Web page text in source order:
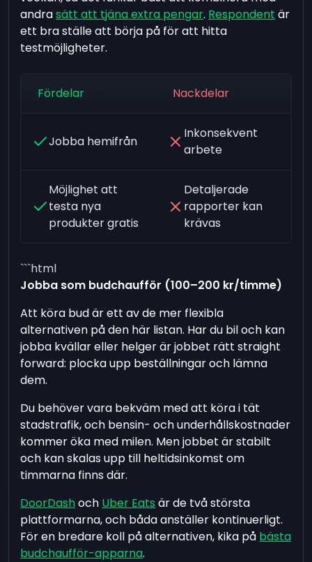
andrasätt att tjäna extra pengar. Respondent är
ett bra ställe att börja på för att hitta
testmöjligheter.
Fördelar Nackdelar
Jobba hemifrån
Inkonsekvent
arbete
Möjlighet att
testa nya
produkter gratis
Detaljerade
rapporter kan
krävas
```html
Jobba som budchaufför (100–200 kr/timme)
Att köra bud är ett av de mer flexibla
alternativen på den här listan. Har du bil och kan
jobba kvällar eller helger är jobbet rätt straight
forward: plocka upp beställningar och lämna
dem.
Du behöver vara bekväm med att köra i tät
stadstrafik, och bensin- och underhållskostnader
kommer öka med milen. Men jobbet är stabilt
och kan skalas upp till heltidsinkomst om
timmarna finns där.
DoorDashoch Uber Eats är de två största
plattformarna, och båda anställer kontinuerligt.
För en bredare koll på alternativen, kika på bästa
budchaufför-apparna.